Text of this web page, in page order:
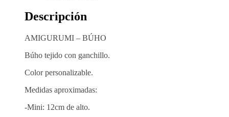
Descripción
AMIGURUMI – BÚHO
Búho tejido con ganchillo.
Color personalizable.
Medidas aproximadas:
-Mini: 12cm de alto.